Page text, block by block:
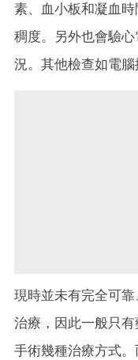
素、血小板和凝血
稠度。另外也會驗
況。其他檢查如電腦
現時並未有完全可
治療，因此一般只
手術幾種治療方式